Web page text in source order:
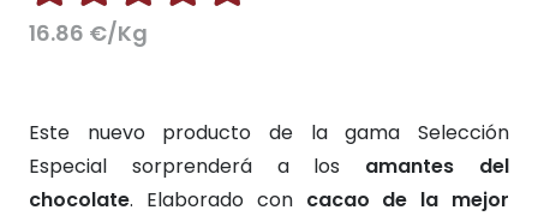
Valorado con
16.86 €/Kg
Este nuevo producto de la gama Selección
Especial sorprenderá a los amantes del
chocolate. Elaborado con cacao de la mejor